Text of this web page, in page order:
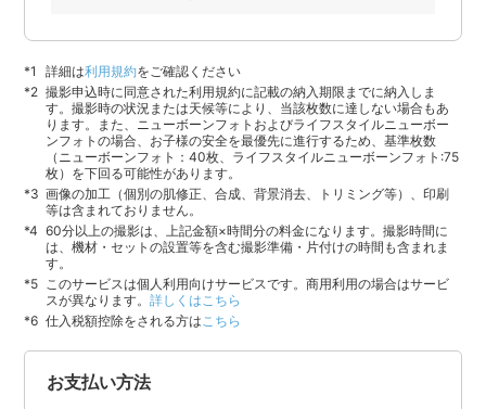
詳細は利用規約をご確認ください
撮影申込時に同意された利用規約に記載の納入期限までに納入しま
す。撮影時の状況または天候等により、当該枚数に達しない場合もあ
ります。また、ニューボーンフォトおよびライフスタイルニューボー
ンフォトの場合、お子様の安全を最優先に進行するため、基準枚数
（ニューボーンフォト：40枚、ライフスタイルニューボーンフォト:75
枚）を下回る可能性があります。
画像の加工（個別の肌修正、合成、背景消去、トリミング等）、印刷
等は含まれておりません。
60分以上の撮影は、上記金額×時間分の料金になります。撮影時間に
は、機材・セットの設置等を含む撮影準備・片付けの時間も含まれま
す。
このサービスは個人利用向けサービスです。商用利用の場合はサービ
スが異なります。詳しくはこちら
仕入税額控除をされる方はこちら
お支払い方法